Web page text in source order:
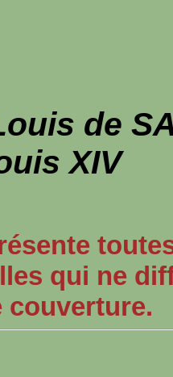
de
XIV
qui ne
couverture.